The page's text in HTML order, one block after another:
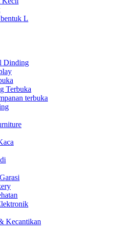
L
Dinding
Terbuka
terbuka
Kecantikan